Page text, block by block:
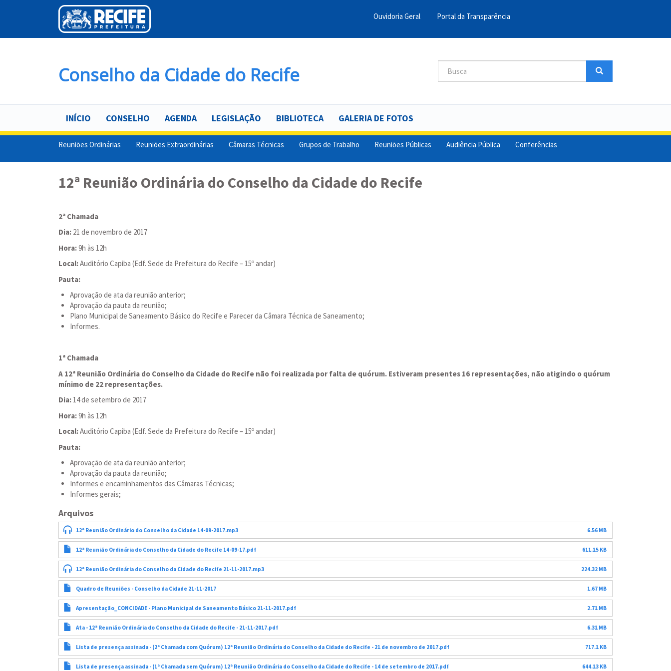
conteúdo
Menu
Barra
Ouvidoria Geral Portal da Transparência
Conselho da Cidade do Recife Buscar Busca
INÍCIO CONSELHO AGENDA LEGISLAÇÃO BIBLIOTECA GALERIA DE FOTOS
Reuniões Ordinárias Reuniões Extraordinárias Câmaras Técnicas Grupos de Trabalho Reuniões Públicas Audiência Pública Conferências
12ª Reunião Ordinária do Conselho da Cidade do Recife
2ª Chamada
Dia: 21 de novembro de 2017
Hora:9h às 12h
Local:Auditório Capiba (Edf. Sede da Prefeitura do Recife – 15º andar)
Pauta:
Aprovação de ata da reunião anterior;
Aprovação da pauta da reunião;
Plano Municipal de Saneamento Básico do Recife e Parecer da Câmara Técnica de Saneamento;
Informes.
1ª Chamada
A 12ª Reunião Ordinária do Conselho da Cidade do Recife não foi realizada por falta de quórum. Estiveram presentes 16 representações, não atigindo o quórum
mínimo de 22 representações.
Dia: 14 de setembro de 2017
Hora:9h às 12h
Local:Auditório Capiba (Edf. Sede da Prefeitura do Recife – 15º andar)
Pauta:
Aprovação de ata da reunião anterior;
Aprovação da pauta da reunião;
Informes e encaminhamentos das Câmaras Técnicas;
Informes gerais;
Arquivos
12ª Reunião Ordinário do Conselho da Cidade 14-09-2017.mp3 6.56 MB
12ª Reunião Ordinária do Conselho da Cidade do Recife 14-09-17.pdf 611.15 KB
12ª Reunião Ordinária do Conselho da Cidade do Recife 21-11-2017.mp3 224.32 MB
Quadro de Reuniões - Conselho da Cidade 21-11-2017 1.67 MB
Apresentação_CONCIDADE - Plano Municipal de Saneamento Básico 21-11-2017.pdf 2.71 MB
Ata - 12ª Reunião Ordinária do Conselho da Cidade do Recife - 21-11-2017.pdf 6.31 MB
Lista de presença assinada - (2ª Chamada com Quórum) 12ª Reunião Ordinária do Conselho da Cidade do Recife - 21 de novembro de 2017.pdf 717.1 KB
Lista de presença assinada - (1ª Chamada sem Quórum) 12ª Reunião Ordinária do Conselho da Cidade do Recife - 14 de setembro de 2017.pdf 644.13 KB